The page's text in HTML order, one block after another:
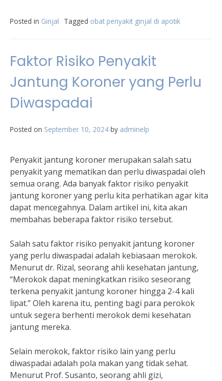
Posted in Ginjal Tagged obat penyakit ginjal di apotik
Faktor Risiko Penyakit
Jantung Koroner yang Perlu
Diwaspadai
Posted on September 10, 2024 by adminelp
Penyakit jantung koroner merupakan salah satu
penyakit yang mematikan dan perlu diwaspadai oleh
semua orang. Ada banyak faktor risiko penyakit
jantung koroner yang perlu kita perhatikan agar kita
dapat mencegahnya. Dalam artikel ini, kita akan
membahas beberapa faktor risiko tersebut.
Salah satu faktor risiko penyakit jantung koroner
yang perlu diwaspadai adalah kebiasaan merokok.
Menurut dr. Rizal, seorang ahli kesehatan jantung,
“Merokok dapat meningkatkan risiko seseorang
terkena penyakit jantung koroner hingga 2-4 kali
lipat.” Oleh karena itu, penting bagi para perokok
untuk segera berhenti merokok demi kesehatan
jantung mereka.
Selain merokok, faktor risiko lain yang perlu
diwaspadai adalah pola makan yang tidak sehat.
Menurut Prof. Susanto, seorang ahli gizi,